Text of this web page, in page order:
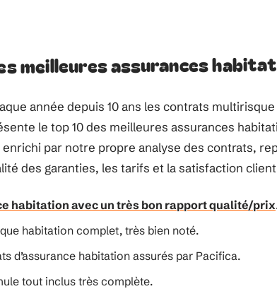
meilleures assurances
année depuis 10 ans les contrats
le top 10 des meilleures assurances
par notre propre analyse des contrats,
des garanties, les tarifs et la satisfaction
habitation avec un très bon rapport qualité/prix
habitation complet, très bien noté.
d’assurance habitation assurés par Pacifica.
tout inclus très complète.